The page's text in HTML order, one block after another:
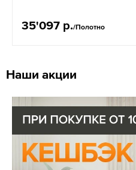
35'097 р./Полотно
Наши акции